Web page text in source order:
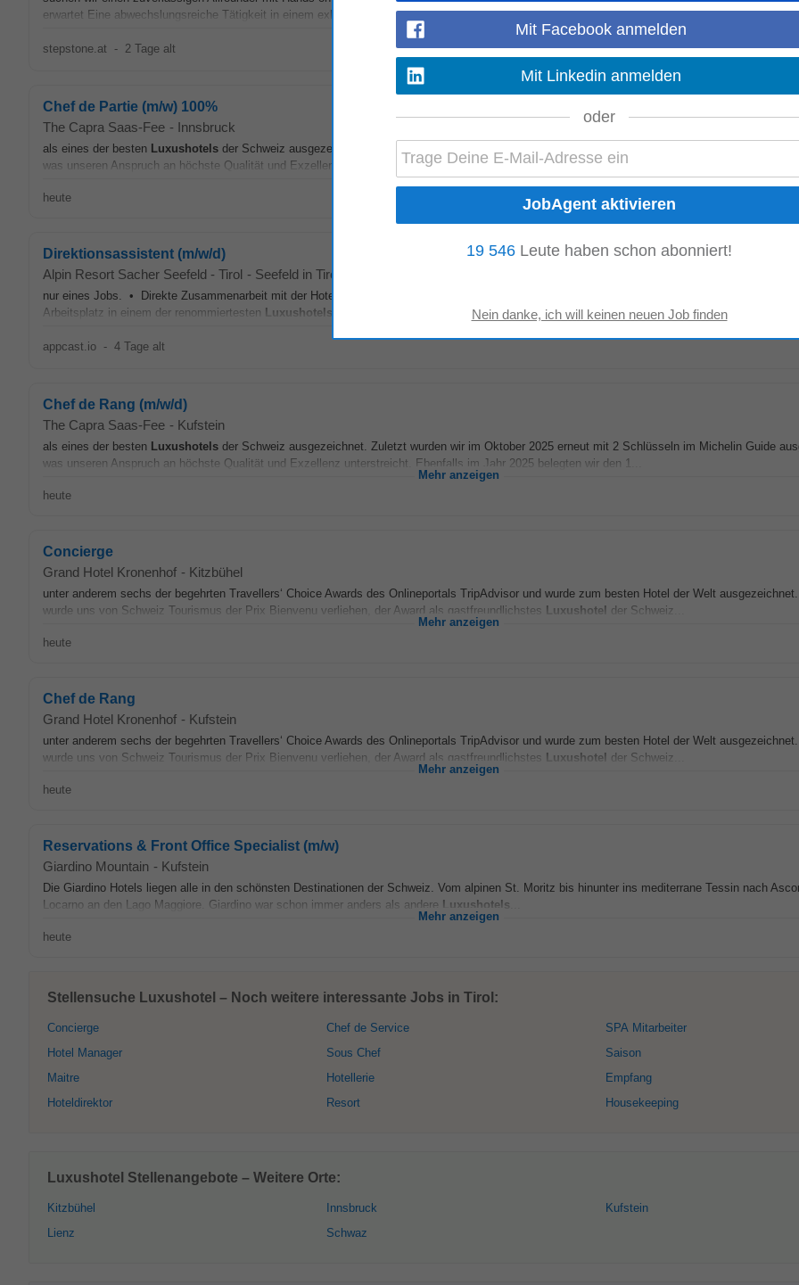
erwartet Eine abwechslungsreiche Tätigkeit in einem exklusiven
Luxushotelmit internationalem...
Mehr anzeigen
stepstone.at - 2 Tage alt
Chef de Partie (m/w) 100%
The Capra Saas-Fee - Innsbruck
als eines der besten Luxushotels der Schweiz ausgezeichnet. Zuletzt wurden wir im Oktober 2025 erneut mit 2 Schlüsseln im Michelin Guide
was unseren Anspruch an höchste Qualität und Exzellenz unterstreicht. Ebenfalls im Jahr 2025 belegten wir den 1...
Mehr anzeigen
heute
Direktionsassistent (m/w/d)
Alpin Resort Sacher Seefeld - Tirol - Seefeld in Tirol
nur eines Jobs. • Direkte Zusammenarbeit mit der Hoteldirektion und tiefe Einblicke in sämtliche Managementbereiche eines 5 Sterne Superior
Arbeitsplatz in einem der renommiertesten Luxushotels Österreichs und Mitglied von The Leading Hotels of the...
Mehr anzeigen
appcast.io - 4 Tage alt
Chef de Rang (m/w/d)
The Capra Saas-Fee - Kufstein
als eines der besten Luxushotels der Schweiz ausgezeichnet. Zuletzt wurden wir im Oktober 2025 erneut mit 2 Schlüsseln im Michelin Guide
was unseren Anspruch an höchste Qualität und Exzellenz unterstreicht. Ebenfalls im Jahr 2025 belegten wir den 1...
Mehr anzeigen
heute
Concierge
Grand Hotel Kronenhof - Kitzbühel
unter anderem sechs der begehrten Travellers‘ Choice Awards des Onlineportals TripAdvisor und wurde zum besten Hotel der Welt
wurde uns von Schweiz Tourismus der Prix Bienvenu verliehen, der Award als gastfreundlichstes Luxushotel der Schweiz...
Mehr anzeigen
heute
Chef de Rang
Grand Hotel Kronenhof - Kufstein
unter anderem sechs der begehrten Travellers‘ Choice Awards des Onlineportals TripAdvisor und wurde zum besten Hotel der Welt
wurde uns von Schweiz Tourismus der Prix Bienvenu verliehen, der Award als gastfreundlichstes Luxushotel der Schweiz...
Mehr anzeigen
heute
Reservations & Front Office Specialist (m/w)
Giardino Mountain - Kufstein
Die Giardino Hotels liegen alle in den schönsten Destinationen der Schweiz. Vom alpinen St. Moritz bis hinunter ins mediterrane Tessin nach
Locarno an den Lago Maggiore. Giardino war schon immer anders als andere Luxushotels
Mehr anzeigen
heute
Stellensuche Luxushotel – Noch weitere interessante Jobs in Tirol:
Concierge
Hotel Manager
Maitre
Hoteldirektor
Chef de Service
Sous Chef
Hotellerie
Resort
SPA Mitarbeiter
Saison
Empfang
Housekeeping
Luxushotel Stellenangebote – Weitere Orte:
Kitzbühel
Lienz
Innsbruck
Schwaz
Kufstein
Mit Facebook anmelden
Mit Linkedin anmelden
oder
19 546 Leute haben schon abonniert!